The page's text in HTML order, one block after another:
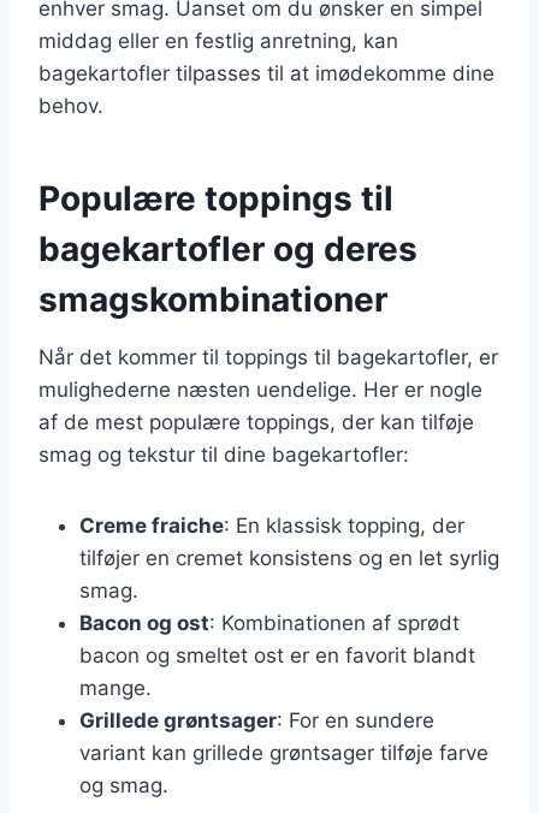
enhver smag. Uanset om du ønsker en simpel
middag eller en festlig anretning, kan
bagekartofler tilpasses til at imødekomme dine
behov.
Populære toppings til
bagekartofler og deres
smagskombinationer
Når det kommer til toppings til bagekartofler, er
mulighederne næsten uendelige. Her er nogle
af de mest populære toppings, der kan tilføje
smag og tekstur til dine bagekartofler:
Creme fraiche: En klassisk topping, der
tilføjer en cremet konsistens og en let syrlig
smag.
Bacon og ost: Kombinationen af sprødt
bacon og smeltet ost er en favorit blandt
mange.
Grillede grøntsager: For en sundere
variant kan grillede grøntsager tilføje farve
og smag.